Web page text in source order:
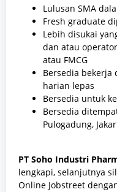
Lulusan SMA
Fresh graduate
Lebih disukai
dan atau
atau FMCG
Bersedia bekerja
harian lepas
Bersedia untuk
Bersedia
Pulogadung,
PT Soho Industri
lengkapi, selanjutnya
Online Jobstreet